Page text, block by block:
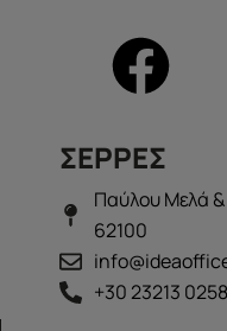
ΣΕΡΡΕΣ
Παύλου Μελά &
62100
+30 23213